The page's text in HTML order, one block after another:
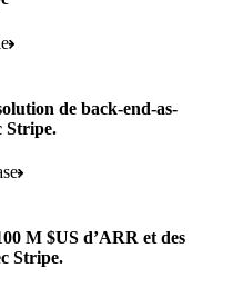
Radar et Link
Issuing
et papier traités par
de back-end-as-
Stripe.
M $US d’ARR et des
Stripe.